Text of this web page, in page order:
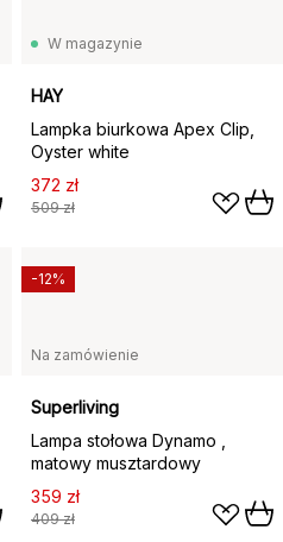
W magazynie
HAY
Lampka biurkowa Apex Clip,
Oyster white
372 zł
509 zł
Na zamówienie
Superliving
Lampa stołowa Dynamo ,
matowy musztardowy
359 zł
409 zł
-12%